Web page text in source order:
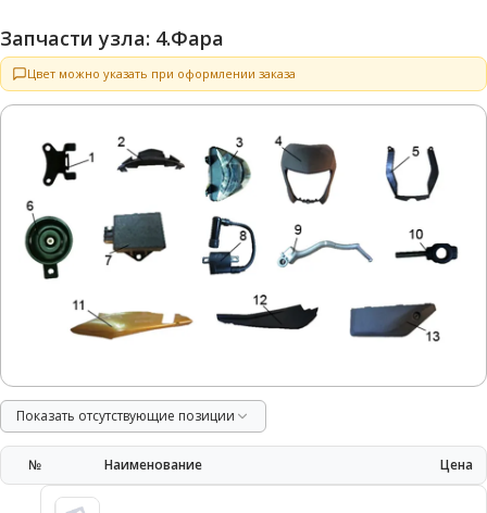
Запчасти узла: 4.Фара
Цвет можно указать при оформлении заказа
Показать отсутствующие позиции
№ Наименование Цена